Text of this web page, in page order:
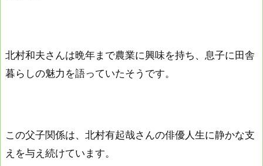
北村和夫さんは晩年まで農業に興味を持ち、息子に田舎
暮らしの魅力を語っていたそうです。
この父子関係は、北村有起哉さんの俳優人生に静かな支
えを与え続けています。